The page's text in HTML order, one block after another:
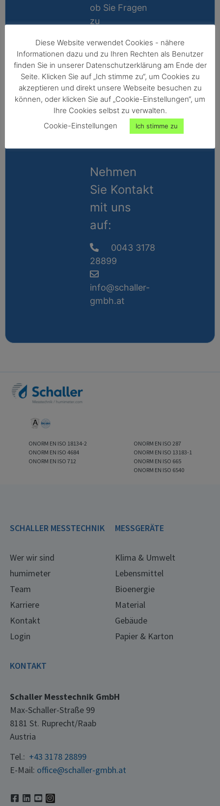
ob Sie Fragen
zu
Kalibrierung,
Zubehör oder
Technik
haben, wir
helfen gerne
persönlich
weiter!“
Nehmen
Sie Kontakt
mit uns
auf:
0043 3178
28899
info@schaller-
gmbh.at
Lifetime
Support
10 Jahre
Reparatur-
ONORM EN ISO 18134-2
ONORM EN ISO 4684
ONORM EN ISO 712
ONORM EN ISO 287
ONORM EN ISO 13183-1
ONORM EN ISO 665
ONORM EN ISO 6540
SCHALLER MESSTECHNIK
Wer wir sind
humimeter
Team
Karriere
Kontakt
Login
MESSGERÄTE
Klima & Umwelt
Lebensmittel
Bioenergie
Material
Gebäude
Papier & Karton
KONTAKT
Schaller Messtechnik GmbH
Max-Schaller-Straße 99
8181 St. Ruprecht/Raab
Austria
Tel.: +43 3178 28899
E-Mail: office@schaller-gmbh.at
Diese Website verwendet Cookies - nähere
Informationen dazu und zu Ihren Rechten als Benutzer
finden Sie in unserer Datenschutzerklärung am Ende der
Seite. Klicken Sie auf „Ich stimme zu“, um Cookies zu
akzeptieren und direkt unsere Webseite besuchen zu
können, oder klicken Sie auf „Cookie-Einstellungen“, um
Ihre Cookies selbst zu verwalten.
Cookie-Einstellungen
Ich stimme zu